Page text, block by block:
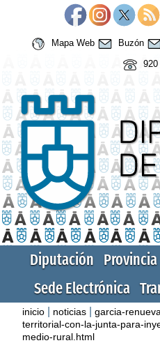
Mapa Web Buzón
920
Diputación Provincia
Sede Electrónica
inicio noticias |garcia-
territorial-con-la-junta-para-
medio-rural.html